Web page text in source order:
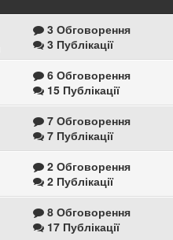
3 Обговорення
3 Публікації
6 Обговорення
15 Публікації
7 Обговорення
7 Публікації
2 Обговорення
2 Публікації
8 Обговорення
17 Публікації